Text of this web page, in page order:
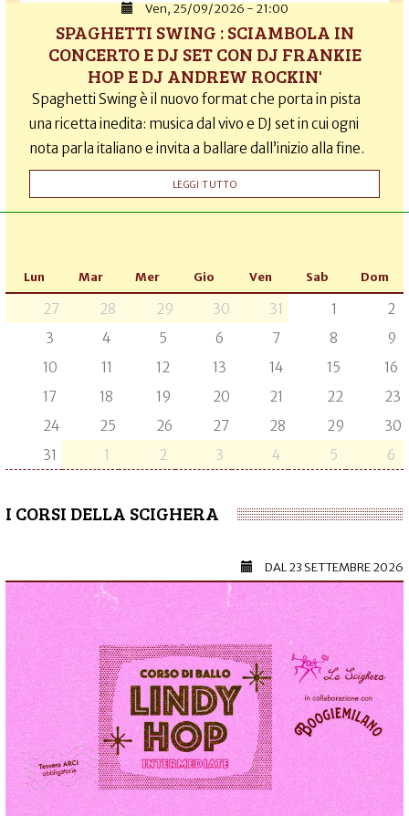
Ven, 25/09/2026 - 21:00
SPAGHETTI SWING : SCIAMBOLA IN
CONCERTO E DJ SET CON DJ FRANKIE
HOP E DJ ANDREW ROCKIN'
Spaghetti Swing è il nuovo format che porta in pista
una ricetta inedita: musica dal vivo e DJ set in cui ogni
nota parla italiano e invita a ballare dall’inizio alla fine.
LEGGI TUTTO
Lun Mar Mer Gio Ven Sab Dom
27 28 29 30 31 1
2
3
4 5 6 7 8
9
10
11 12 13 14 15
16
17
18 19 20 21 22
23
24
25 26 27 28 29
30
31
1 2 3 4 5 6
I CORSI DELLA SCIGHERA
DAL23 SETTEMBRE 2026